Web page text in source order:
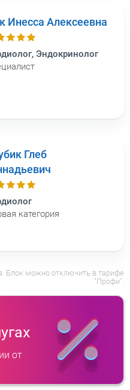
Инесса Алексеевна
Эндокринолог
Глеб
категория
Блок можно отключить в тарифе
"Профи".
от